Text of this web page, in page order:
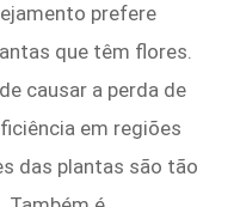
prefere
que têm flores.
causar a perda de
em regiões
das plantas são tão